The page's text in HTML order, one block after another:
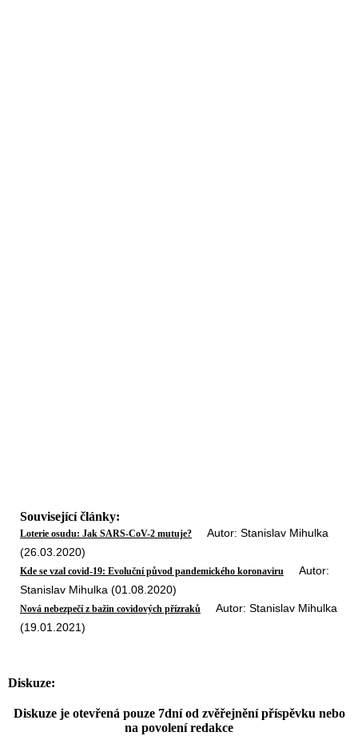
Související články:
Loterie osudu: Jak SARS-CoV-2 mutuje? Autor: Stanislav Mihulka
(26.03.2020)
Kde se vzal covid-19: Evoluční původ pandemického koronaviru Autor:
Stanislav Mihulka (01.08.2020)
Nová nebezpečí z bažin covidových přízraků Autor: Stanislav Mihulka
(19.01.2021)
Diskuze:
Diskuze je otevřená pouze 7dní od zvěřejnění příspěvku nebo
na povolení redakce